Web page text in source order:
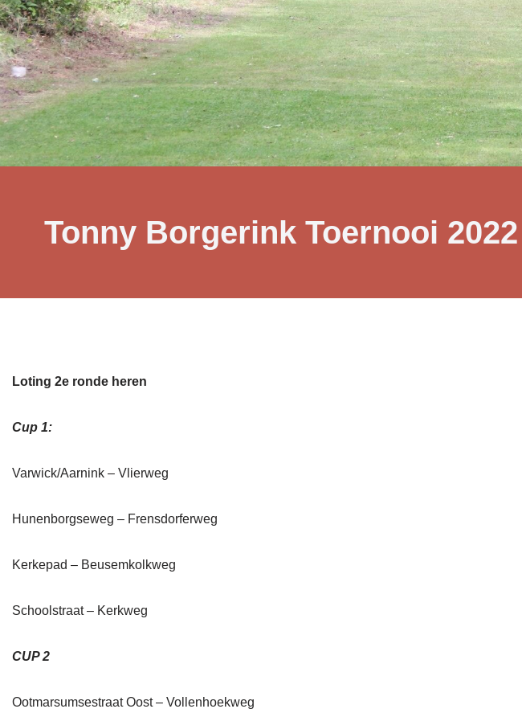
Tonny Borgerink Toernooi 2022
Loting 2e ronde heren
Cup 1:
Varwick/Aarnink – Vlierweg
Hunenborgseweg – Frensdorferweg
Kerkepad – Beusemkolkweg
Schoolstraat – Kerkweg
CUP 2
Ootmarsumsestraat Oost – Vollenhoekweg